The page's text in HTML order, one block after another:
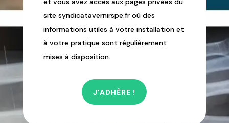
site syndicatavernirspe.fr où des
informations utiles à votre installation et
à votre pratique sont régulièrement
mises à disposition.
J'ADHÈRE !